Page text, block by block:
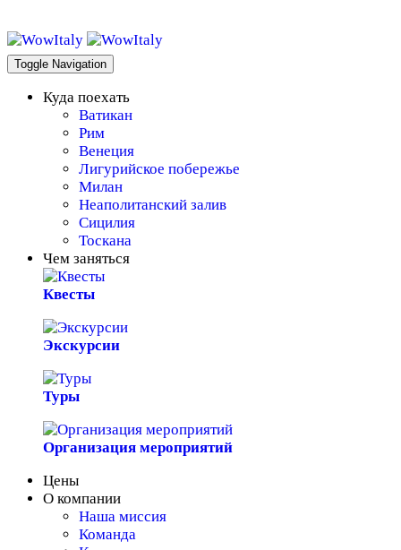
Toggle Navigation
Куда поехать
Ватикан
Рим
Венеция
Лигурийское побережье
Милан
Неаполитанский залив
Сицилия
Тоскана
Чем заняться
Квесты
Экскурсии
Туры
Организация мероприятий
Цены
О компании
Наша миссия
Команда